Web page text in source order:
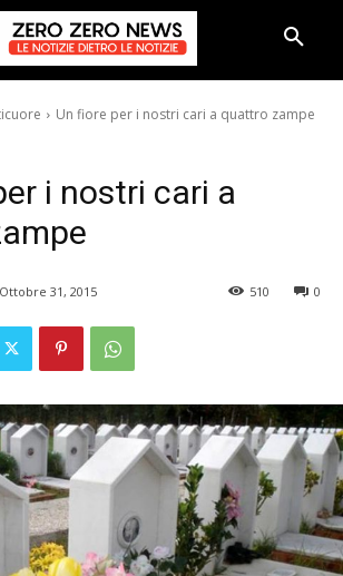
Un fiore per i nostri cari a quattro zampe
i nostri cari a
Ottobre 31, 2015 0
510